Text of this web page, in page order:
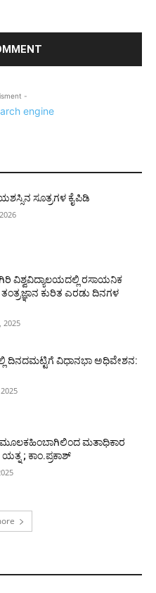
-
ಸೂತ್ರಗಳ ಕೈಪಿಡಿ
ವಿಶ್ವವಿದ್ಯಾಲಯದಲ್ಲಿ ರಸಾಯನಿಕ
ತಂತ್ರಜ್ಞಾನ ಕುರಿತ ಎರಡು ದಿನಗಳ
2025
ದಿನದಮಟ್ಟಿಗೆ ವಿಧಾನಭಾ ಅಧಿವೇಶನ:
ಮತಾಧಿಕಾರ
; ಕಾಂ.ಪ್ರಕಾಶ್